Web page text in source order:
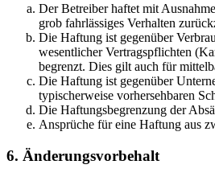
Der Betreiber haftet mit
grob fahrlässiges Verhalten
Die Haftung ist gegenüber
wesentlicher Vertragspflichten
begrenzt. Dies gilt auch für
Die Haftung ist gegenüber
typischerweise vorhersehbaren
Die Haftungsbegrenzung der
Ansprüche für eine Haftung aus
6. Änderungsvorbehalt